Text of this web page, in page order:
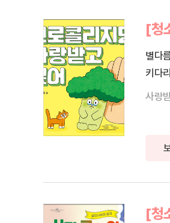
[청
별다
키다리
사랑
[청